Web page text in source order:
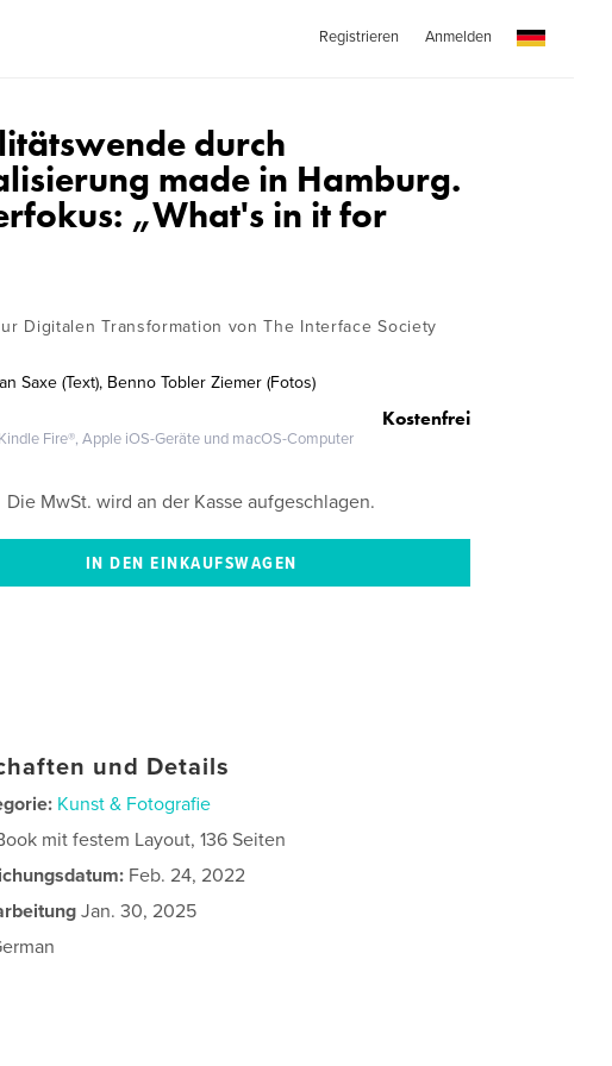
Registrieren Anmelden
durch
made in Hamburg.
„What's in it for
Digitalen Transformation von The Interface Society
Saxe (Text), Benno Tobler Ziemer (Fotos)
Kostenfrei
Fire®, Apple iOS-Geräte und macOS-Computer
Die MwSt. wird an der Kasse aufgeschlagen.
und Details
Kunst & Fotografie
mit festem Layout, 136 Seiten
Feb. 24, 2022
Jan. 30, 2025